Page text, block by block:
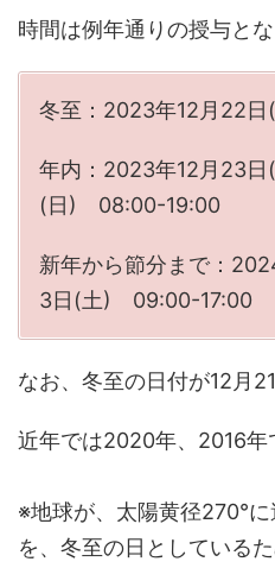
時間は例年通りの授与とな
冬至：2023年12月22
年内：2023年12月23日
(日) 08:00-19:00
新年から節分まで：
3日(土) 09:00-17:00
なお、冬至の日付が12月
近年では2020年、2016年
※地球が、太陽黄径270°に
を、冬至の日としているた